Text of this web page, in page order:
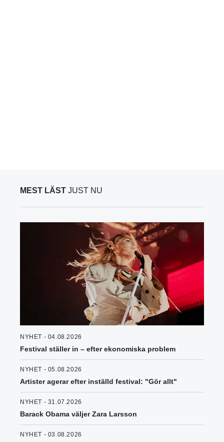
MEST LÄST JUST NU
NYHET - 04.08.2026
Festival ställer in – efter ekonomiska problem
NYHET - 05.08.2026
Artister agerar efter inställd festival: "Gör allt"
NYHET - 31.07.2026
Barack Obama väljer Zara Larsson
NYHET - 03.08.2026